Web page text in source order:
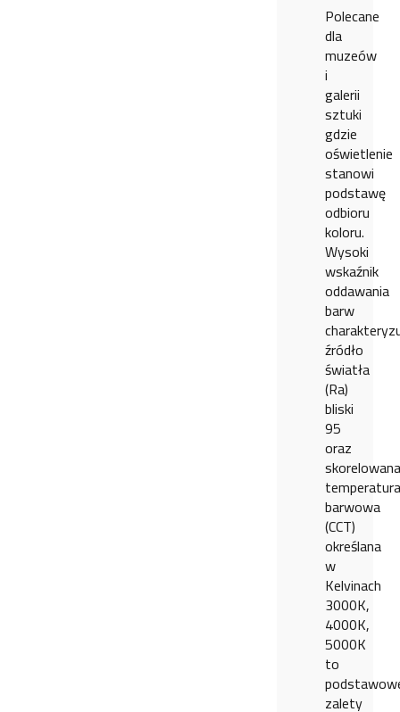
Polecane
dla
muzeów
i
galerii
sztuki
gdzie
oświetlenie
stanowi
podstawę
odbioru
koloru.
Wysoki
wskaźnik
oddawania
barw
źródło
światła
(Ra)
bliski
95
oraz
skorelowana
temperatura
barwowa
(CCT)
określana
w
Kelvinach
3000K,
4000K,
5000K
to
zalety